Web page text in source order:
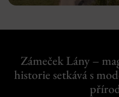
Zámeček Lány –
historie setkává s